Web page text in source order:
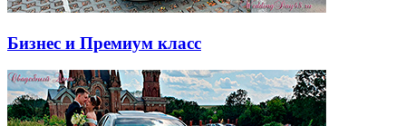
Бизнес и Премиум класс